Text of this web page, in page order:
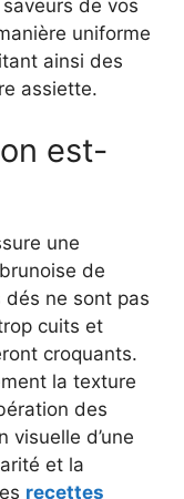
de vos
uniforme
ainsi des
assiette.
est-
une
de
dés ne sont pas
cuits et
croquants.
la texture
des
visuelle d’une
et la
recettes